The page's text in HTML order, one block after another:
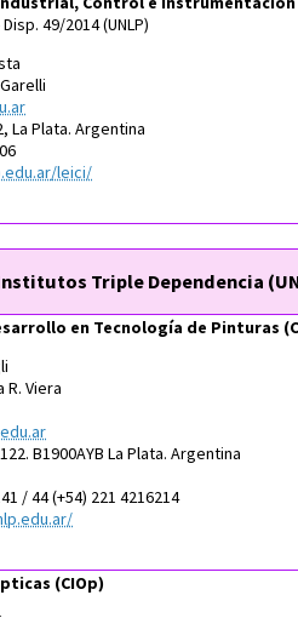
49/2014 (UNLP)
La Plata. Argentina
leici/
Triple Dependencia
en Tecnología de Pinturas
R. Viera
B1900AYB La Plata. Argentina
/ 44 (+54) 221 4216214
(CIOp)